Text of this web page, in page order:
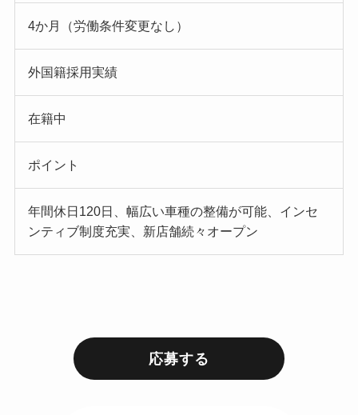
4か月（労働条件変更なし）
外国籍採用実績
在籍中
ポイント
年間休日120日、幅広い車種の整備が可能、インセ
ンティブ制度充実、新店舗続々オープン
応募する